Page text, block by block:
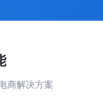
商解决方案